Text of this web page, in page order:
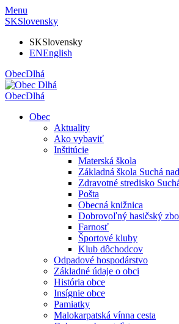
Menu
SKSlovensky
SKSlovensky
ENEnglish
ObecDlhá
ObecDlhá
Obec
Aktuality
Ako vybaviť
Inštitúcie
Materská škola
Základná škola Suchá
Zdravotné stredisko
Pošta
Obecná knižnica
Dobrovoľný hasičský
Farnosť
Športové kluby
Klub dôchodcov
Odpadové hospodárstvo
Základné údaje o obci
História obce
Insígnie obce
Pamiatky
Malokarpatská vínna cesta